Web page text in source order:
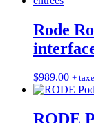
Rode
$989.00 +
RODE